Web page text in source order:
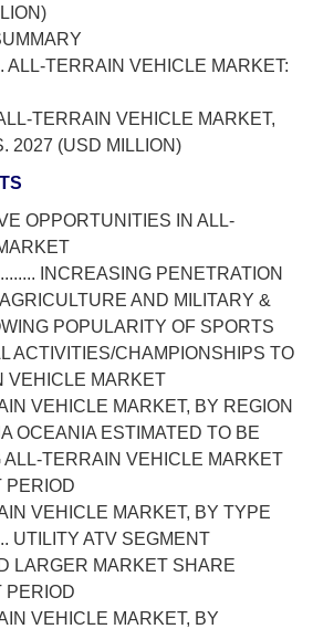
TERRAIN VEHICLE MARKET:
TERRAIN VEHICLE MARKET,
2027 (USD MILLION)
IN ALL-
INCREASING PENETRATION
AND MILITARY &
POPULARITY OF SPORTS
ACTIVITIES/CHAMPIONSHIPS TO
VEHICLE MARKET
MARKET, BY REGION
ESTIMATED TO BE
ALL-TERRAIN VEHICLE MARKET
PERIOD
MARKET, BY TYPE
ATV SEGMENT
LARGER MARKET SHARE
PERIOD
MARKET, BY